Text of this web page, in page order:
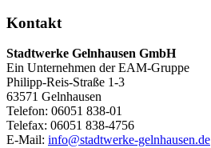
Kontakt
Stadtwerke Gelnhausen GmbH
Ein Unternehmen der EAM-Gruppe
Philipp-Reis-Straße 1-3
63571 Gelnhausen
Telefon: 06051 838-01
Telefax: 06051 838-4756
E-Mail: info@stadtwerke-gelnhausen.de